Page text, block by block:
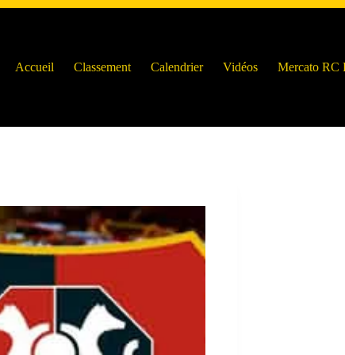
Accueil
Classement Calendrier Vidéos Mercato RC